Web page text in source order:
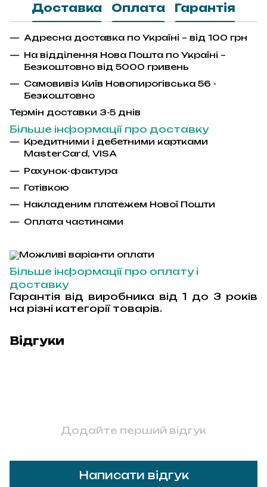
Доставка Оплата Гарантія
Адресна доставка по Україні – від 100 грн
На відділення Нова Пошта по Україні –
Безкоштовно від 5000 гривень
Самовивіз Київ Новопирогівська 56 -
Безкоштовно
Термін доставки 3-5 днів
Більше інформації про доставку
Кредитними і дебетними картками
MasterCard, VISA
Рахунок-фактура
Готівкою
Накладеним платежем Нової Пошти
Оплата частинами
Більше інформації про оплату і
доставку
Гарантія від виробника від 1 до 3 років
на різні категорії товарів.
Відгуки
Додайте перший відгук
Написати відгук